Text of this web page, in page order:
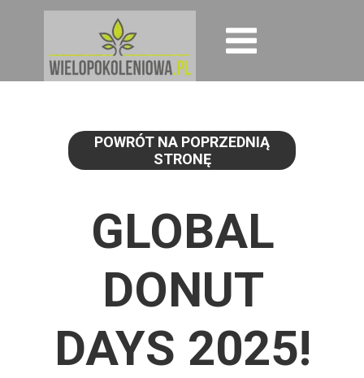
POWRÓT NA POPRZEDNIĄ
STRONĘ
GLOBAL
DONUT
DAYS 2025!